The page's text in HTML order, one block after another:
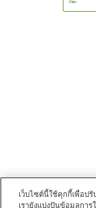
เว็บไซต์นี้ใช้คุกกี้เพื่อป
เรายังแบ่งปันข้อมูลกา